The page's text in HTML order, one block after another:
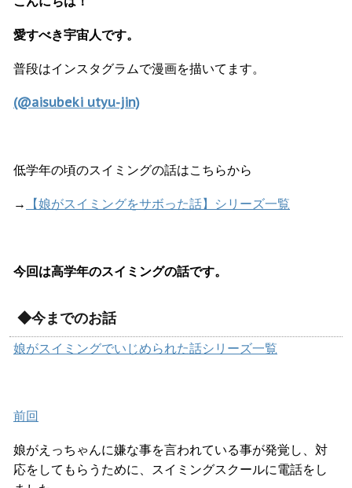
愛すべき宇宙人です。
普段はインスタグラムで漫画を描いてます。
(@aisubeki utyu-jin)
低学年の頃のスイミングの話はこちらから
→ 【娘がスイミングをサボった話】シリーズ一覧
今回は高学年のスイミングの話です。
◆今までのお話
娘がスイミングでいじめられた話シリーズ一覧
前回
娘がえっちゃんに嫌な事を言われている事が発覚し、対
応をしてもらうために、スイミングスクールに電話をし